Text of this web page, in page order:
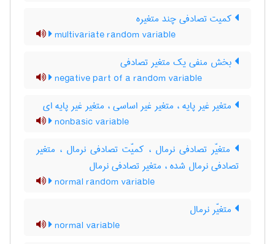
کمیت تصادفی چند متغیره
multivariate random variable
بخش منفی یک متغیر تصادفی
negative part of a random variable
متغیر غیر پایه ، متغیر غیر اساسی ، متغیر غیر پایه ای
nonbasic variable
متغیّر تصادفی نرمال ، کمیّت تصادفی نرمال ، متغیر
تصادفی نرمال شده ، متغیر تصادفی نرمال
normal random variable
متغیّر نرمال
normal variable